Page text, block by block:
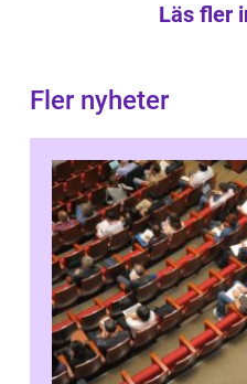
Läs fler
Fler nyheter